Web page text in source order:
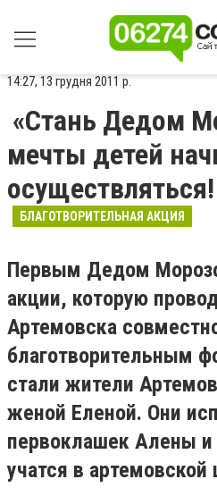
14:27, 13 грудня 2011 р.
«Стань Дедом
мечты детей
осуществляться!
БЛАГОТВОРИТЕЛЬНАЯ АКЦИЯ
Первым Дедом
акции, которую
Артемовска
благотворительным
стали жители
женой Еленой. Они
первоклашек Алены
учатся в